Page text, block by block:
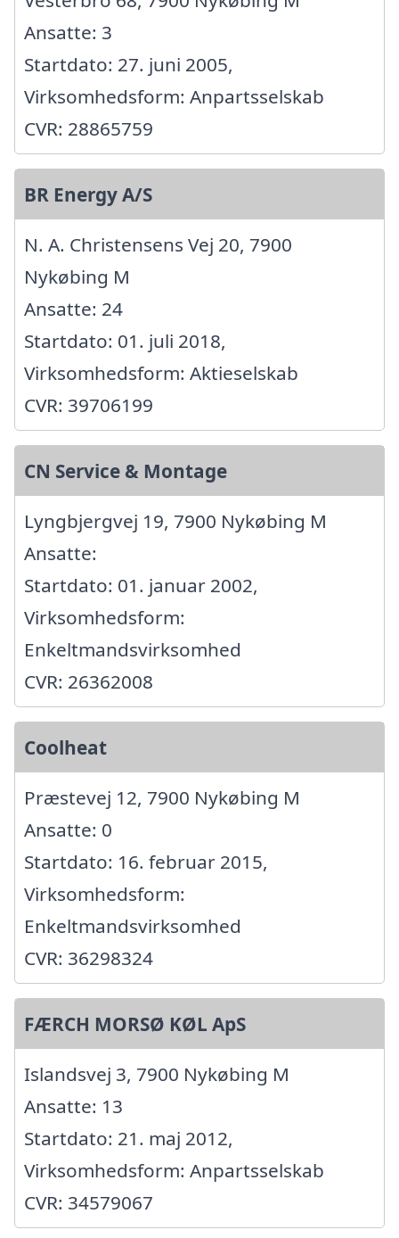
Ansatte: 3
Startdato: 27. juni 2005,
Virksomhedsform: Anpartsselskab
CVR: 28865759
BR Energy A/S
N. A. Christensens Vej 20, 7900
Nykøbing M
Ansatte: 24
Startdato: 01. juli 2018,
Virksomhedsform: Aktieselskab
CVR: 39706199
CN Service & Montage
Lyngbjergvej 19, 7900 Nykøbing M
Ansatte:
Startdato: 01. januar 2002,
Virksomhedsform:
Enkeltmandsvirksomhed
CVR: 26362008
Coolheat
Præstevej 12, 7900 Nykøbing M
Ansatte: 0
Startdato: 16. februar 2015,
Virksomhedsform:
Enkeltmandsvirksomhed
CVR: 36298324
FÆRCH MORSØ KØL ApS
Islandsvej 3, 7900 Nykøbing M
Ansatte: 13
Startdato: 21. maj 2012,
Virksomhedsform: Anpartsselskab
CVR: 34579067